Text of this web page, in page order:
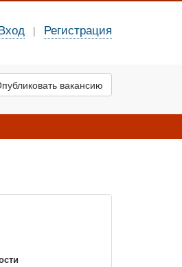
| Регистрация
вакансию